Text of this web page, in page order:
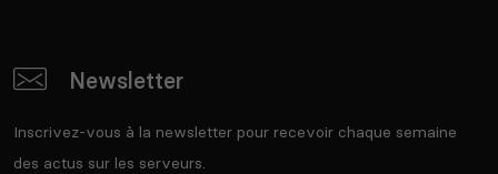
Newsletter
Inscrivez-vous à la newsletter pour recevoir chaque semaine
des actus sur les serveurs.